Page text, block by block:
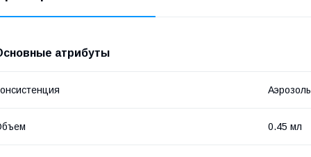
атрибуты
Аэрозоль
0.45 мл